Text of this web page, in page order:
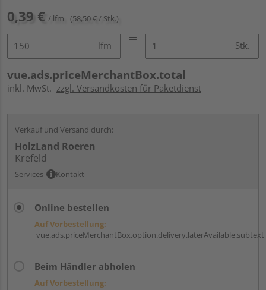
0,39 € / lfm (58,50 € / Stk.)
lfm Stk.
vue.ads.priceMerchantBox.total
inkl. MwSt. zzgl. Versandkosten für Paketdienst
Verkauf und Versand durch:
HolzLand Roeren
Krefeld
Services Kontakt
Online bestellen
Auf Vorbestellung:
vue.ads.priceMerchantBox.option.delivery.laterAvailable.subtext
Beim Händler abholen
Auf Vorbestellung: